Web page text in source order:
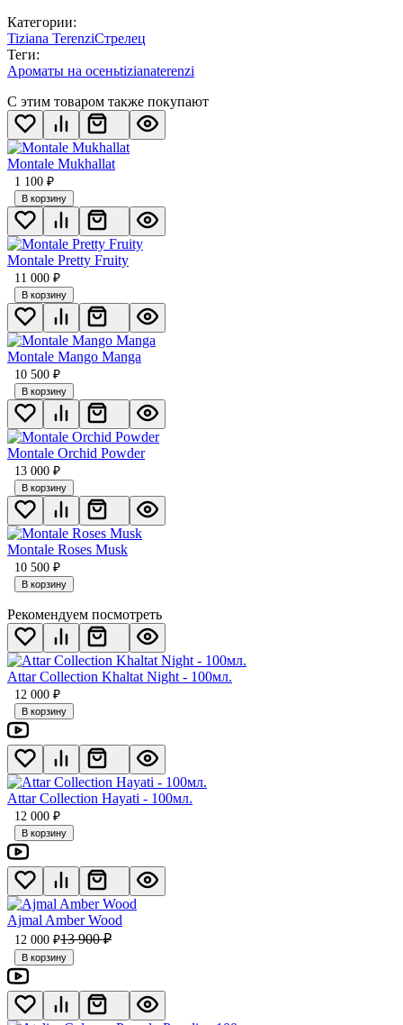
Категории:
Tiziana TerenziСтрелец
Теги:
Ароматы на осеньtizianaterenzi
С этим товаром также покупают
Montale Mukhallat
1 100 ₽
В корзину
Montale Pretty Fruity
11 000 ₽
В корзину
Montale Mango Manga
10 500 ₽
В корзину
Мontale Orchid Powder
13 000 ₽
В корзину
Montale Roses Musk
10 500 ₽
В корзину
Рекомендуем посмотреть
Attar Collection Khaltat Night - 100мл.
12 000 ₽
В корзину
Attar Collection Hayati - 100мл.
12 000 ₽
В корзину
Ajmal Amber Wood
12 000 ₽13 900 ₽
В корзину